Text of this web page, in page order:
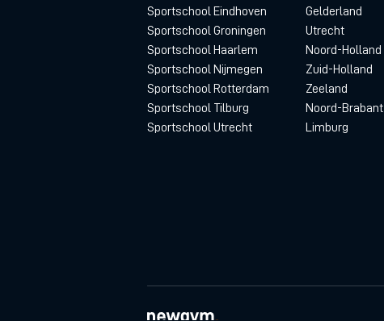
Sportschool Eindhoven
Sportschool Groningen
Sportschool Haarlem
Sportschool Nijmegen
Sportschool Rotterdam
Sportschool Tilburg
Sportschool Utrecht
Gelderland
Utrecht
Noord-Holland
Zuid-Holland
Zeeland
Noord-Brabant
Limburg